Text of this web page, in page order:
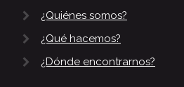
¿Quiénes somos?
¿Qué hacemos?
¿Dónde encontrarnos?